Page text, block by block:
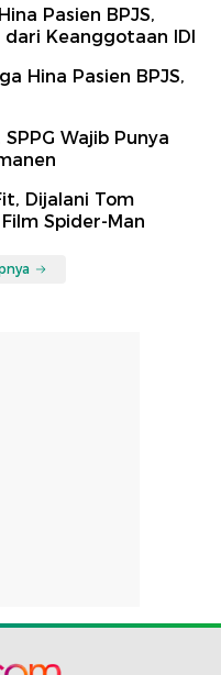
Pasien BPJS,
Keanggotaan IDI
Hina Pasien BPJS,
Wajib Punya
Dijalani Tom
Spider-Man